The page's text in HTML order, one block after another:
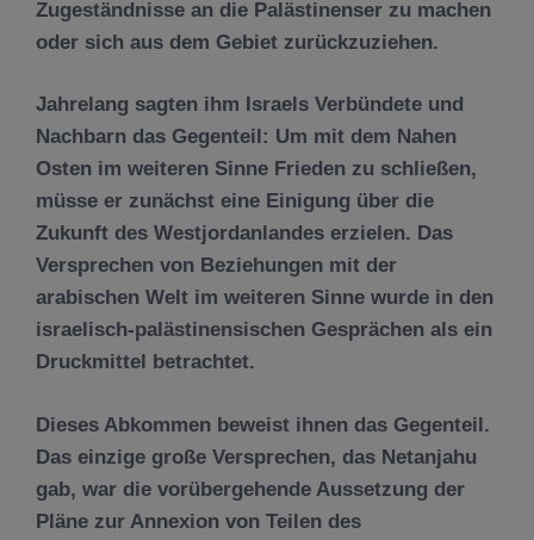
Zugeständnisse an die Palästinenser zu machen
oder sich aus dem Gebiet zurückzuziehen.
Jahrelang sagten ihm Israels Verbündete und
Nachbarn das Gegenteil: Um mit dem Nahen
Osten im weiteren Sinne Frieden zu schließen,
müsse er zunächst eine Einigung über die
Zukunft des Westjordanlandes erzielen. Das
Versprechen von Beziehungen mit der
arabischen Welt im weiteren Sinne wurde in den
israelisch-palästinensischen Gesprächen als ein
Druckmittel betrachtet.
Dieses Abkommen beweist ihnen das Gegenteil.
Das einzige große Versprechen, das Netanjahu
gab, war die vorübergehende Aussetzung der
Pläne zur Annexion von Teilen des